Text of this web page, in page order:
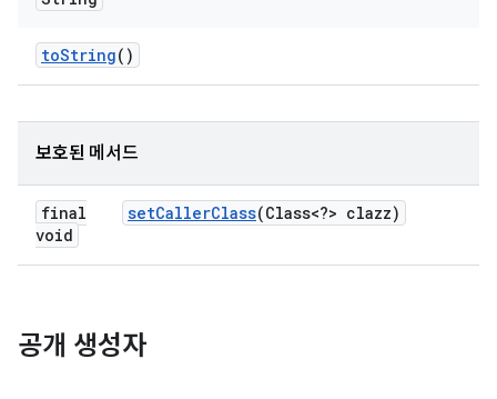
toString()
보호된 메서드
final
void
setCallerClass(Class<?> clazz)
공개 생성자